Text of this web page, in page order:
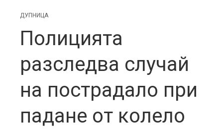
ДУПНИЦА
Полицията
разследва случай
на пострадало при
падане от колело